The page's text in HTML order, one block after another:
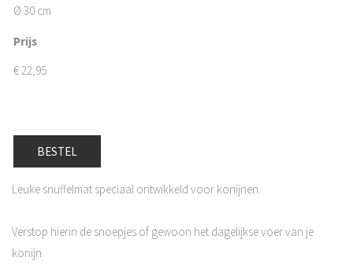
Ø 30 cm
Prijs
€ 22,95
BESTEL
Leuke snuffelmat speciaal ontwikkeld voor konijnen.
Verstop hierin de snoepjes of gewoon het dagelijkse voer van je
konijn.